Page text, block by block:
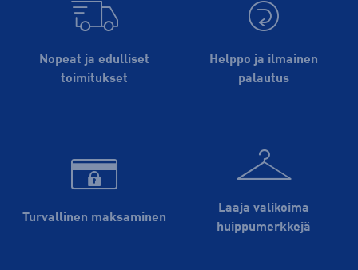
Nopeat ja edulliset
toimitukset
Helppo ja ilmainen
palautus
Turvallinen maksaminen
Laaja valikoima
huippu­merkkejä